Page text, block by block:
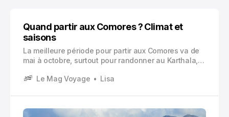
Quand partir aux Comores ? Climat et
saisons
La meilleure période pour partir aux Comores va de
mai à octobre, surtout pour randonner au Karthala,
complet pour choisir vos dates selon météo, îles,
Le Mag Voyage Lisa